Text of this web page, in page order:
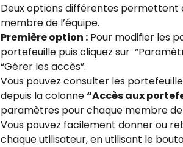
Deux options différentes permettent
membre de l’équipe.
Première option : Pour modifier les
portefeuille puis cliquez sur
“Gérer les accès”.
Vous pouvez consulter les
depuis la colonne “Accès aux
paramètres pour chaque membre de
Vous pouvez facilement donner ou
chaque utilisateur, en utilisant le